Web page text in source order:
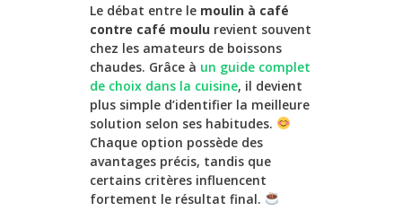
Le débat entre le moulin à café
contre café moulu revient souvent
chez les amateurs de boissons
chaudes. Grâce à un guide complet
de choix dans la cuisine, il devient
plus simple d’identifier la meilleure
solution selon ses habitudes.
Chaque option possède des
avantages précis, tandis que
certains critères influencent
fortement le résultat final.